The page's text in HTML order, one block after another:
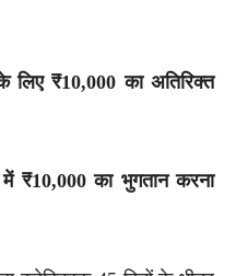
लिए ₹10,000 का अतिरिक्त
₹10,000 का भुगतान करना